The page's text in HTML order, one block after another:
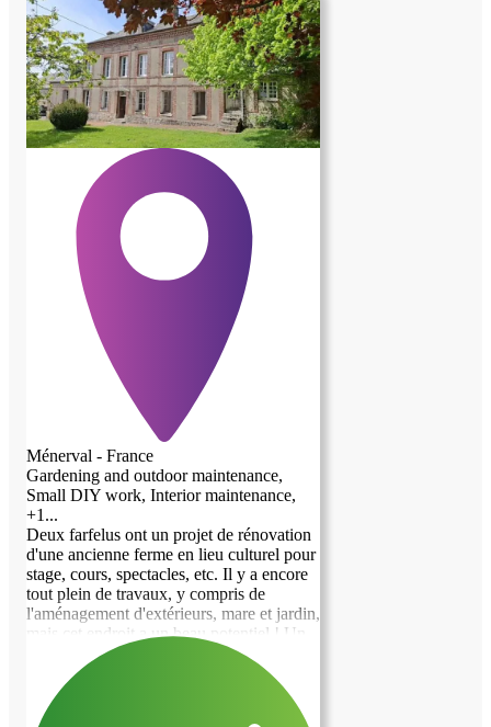
Ménerval - France
Gardening and outdoor maintenance,
Small DIY work, Interior maintenance,
+1...
Deux farfelus ont un projet de rénovation
d'une ancienne ferme en lieu culturel pour
stage, cours, spectacles, etc. Il y a encore
tout plein de travaux, y compris de
l'aménagement d'extérieurs, mare et jardin,
mais cet endroit a un beau potentiel ! Un
p'tit coup de main nous ferait de bien ;-)
Proximité de Rouen, dont l'histoire est très
riche et côte d’albâtre à 50 minutes